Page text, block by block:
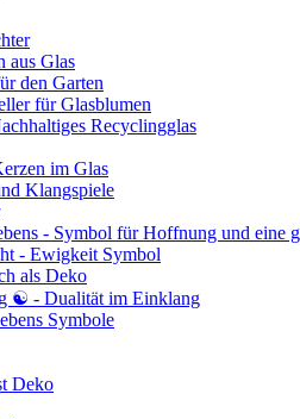
aus Glas
den Garten
für Glasblumen
Recyclingglas
im Glas
Klangspiele
- Symbol für Hoffnung und eine
- Ewigkeit Symbol
als Deko
☯ - Dualität im Einklang
Symbole
Deko